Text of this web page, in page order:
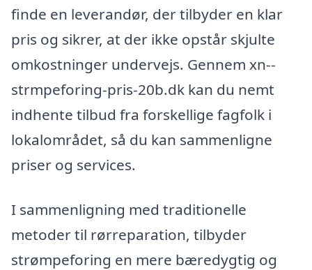
finde en leverandør, der tilbyder en klar
pris og sikrer, at der ikke opstår skjulte
omkostninger undervejs. Gennem xn--
strmpeforing-pris-20b.dk kan du nemt
indhente tilbud fra forskellige fagfolk i
lokalområdet, så du kan sammenligne
priser og services.
I sammenligning med traditionelle
metoder til rørreparation, tilbyder
strømpeforing en mere bæredygtig og